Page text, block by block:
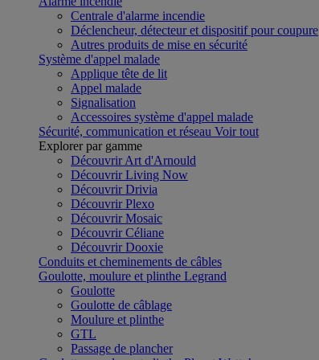
Centrale d'alarme incendie
Déclencheur, détecteur et dispositif pour coupure
Autres produits de mise en sécurité
Système d'appel malade
Applique tête de lit
Appel malade
Signalisation
Accessoires système d'appel malade
Sécurité, communication et réseau Voir tout
Explorer par gamme
Découvrir Art d'Arnould
Découvrir Living Now
Découvrir Drivia
Découvrir Plexo
Découvrir Mosaic
Découvrir Céliane
Découvrir Dooxie
Conduits et cheminements de câbles
Goulotte, moulure et plinthe Legrand
Goulotte
Goulotte de câblage
Moulure et plinthe
GTL
Passage de plancher